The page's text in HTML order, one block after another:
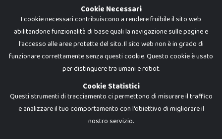
Dadi e Mattoncini è un brand di Giocabene Srl. Ogni riproduzione o utilizzo non
Cookie Necessari
I cookie necessari contribuiscono a rendere fruibile il sito web
abilitandone funzionalità di base quali la navigazione sulle pagine e
l'accesso alle aree protette del sito. Il sito web non è in grado di
funzionare correttamente senza questi cookie. Questo cookie è usato
per distinguere tra umani e robot.
Cookie Statistici
Questi strumenti di tracciamento ci permettono di misurare il traffico
e analizzare il tuo comportamento con l'obiettivo di migliorare il
nostro servizio.